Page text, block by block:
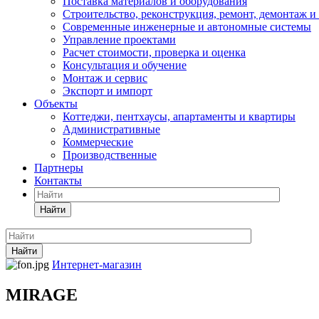
Строительство, реконструкция, ремонт, демонтаж и
Современные инженерные и автономные системы
Управление проектами
Расчет стоимости, проверка и оценка
Консультация и обучение
Монтаж и сервис
Экспорт и импорт
Объекты
Коттеджи, пентхаусы, апартаменты и квартиры
Административные
Коммерческие
Производственные
Партнеры
Контакты
Найти
Найти
Интернет-магазин
MIRAGE